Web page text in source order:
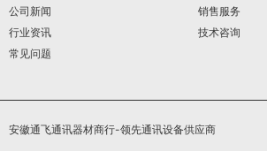
公司新闻
行业资讯
常见问题
销售服务
技术咨询
安徽通飞通讯器材商行-领先通讯设备供应商